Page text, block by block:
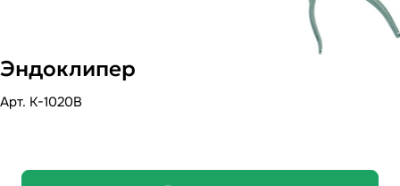
Эндоклипер
Арт. К-1020B